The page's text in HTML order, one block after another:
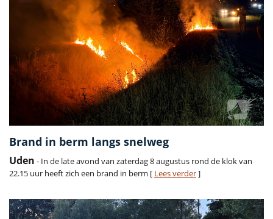
Brand in berm langs snelweg
Uden - In de late avond van zaterdag 8 augustus rond de klok van
22.15 uur heeft zich een brand in berm [ Lees verder]